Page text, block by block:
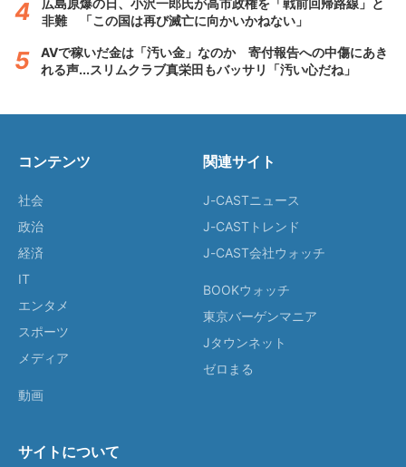
広島原爆の日、小沢一郎氏が高市政権を「戦前回帰路線」と
非難 「この国は再び滅亡に向かいかねない」
AVで稼いだ金は「汚い金」なのか 寄付報告への中傷にあき
れる声...スリムクラブ真栄田もバッサリ「汚い心だね」
コンテンツ
社会
政治
経済
IT
エンタメ
スポーツ
メディア
動画
関連サイト
J-CASTニュース
J-CASTトレンド
J-CAST会社ウォッチ
BOOKウォッチ
東京バーゲンマニア
Jタウンネット
ゼロまる
サイトについて